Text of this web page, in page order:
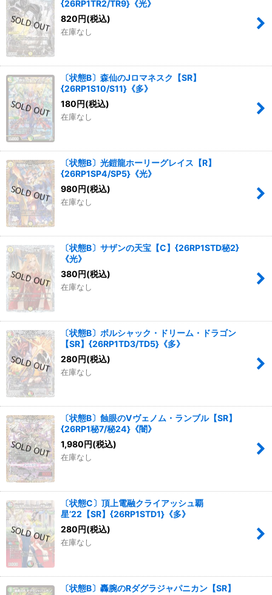
{26RP1TR2/TR9}《光》
820円(税込)
在庫なし
〔状態B〕森仙のJロマネスク【SR】
{26RP1S10/S11}《多》
180円(税込)
在庫なし
〔状態B〕光鎧龍ホーリーグレイス【R】
{26RP1SP4/SP5}《光》
980円(税込)
在庫なし
〔状態B〕サザンの天宝【C】{26RP1STD秘2}
《光》
380円(税込)
在庫なし
〔状態B〕ボルシャック・ドリーム・ドラゴン
【SR】{26RP1TD3/TD5}《多》
280円(税込)
在庫なし
〔状態B〕蝕眼のVヴェノム・ランブル【SR】
{26RP1秘7/秘24}《闇》
1,980円(税込)
在庫なし
〔状態C〕頂上電融クライアッシュ覇
星’22【SR】{26RP1STD1}《多》
280円(税込)
在庫なし
〔状態B〕轟腕のRダグラジャパニカン【SR】